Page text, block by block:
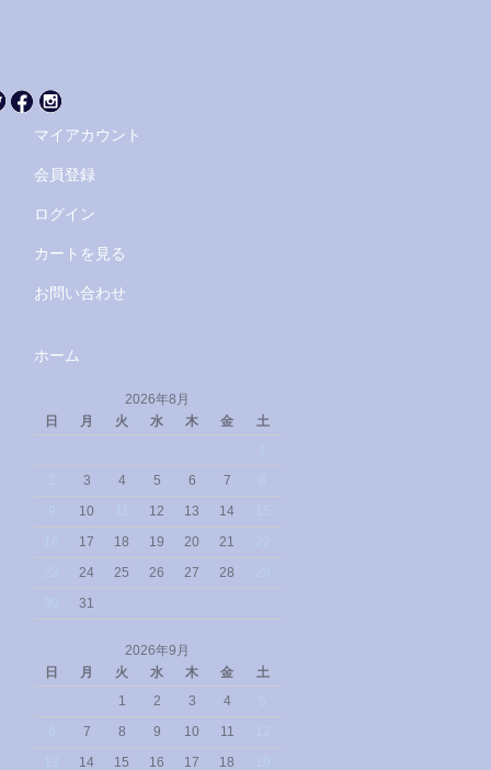
マイアカウント
会員登録
ログイン
カートを見る
お問い合わせ
ホーム
2026年8月
日
月 火 水 木 金
土
3 4 5 6 7
10 12 13 14
17 18 19 20 21
24 25 26 27 28
31
2026年9月
日
月 火 水 木 金
土
1
2 3 4
7 8 9 10 11
14 15 16 17 18